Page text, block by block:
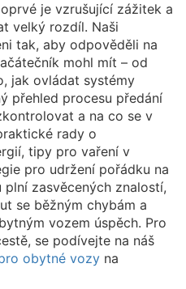
je vzrušující zážitek a
velký rozdíl. Naši
tak, aby odpověděli na
mohl mít – od
jak ovládat systémy
přehled procesu předání
a na co se v
rady o
tipy pro vaření v
pro udržení pořádku na
zasvěcených znalostí,
se běžným chybám a
vozem úspěch. Pro
se podívejte na náš
obytné vozy na